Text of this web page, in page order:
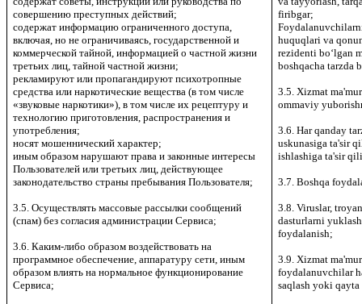
совершению преступных действий;
содержат информацию ограниченного доступа,
включая, но не ограничиваясь, государственной и
коммерческой тайной, информацией о частной жизни
третьих лиц, тайной частной жизни;
рекламируют или пропагандируют психотропные
средства или наркотические вещества (в том числе
«звуковые наркотики»), в том числе их рецептуру и
технологию приготовления, распространения и
употребления;
носят мошеннический характер;
иным образом нарушают права и законные интересы
Пользователей или третьих лиц, действующее
законодательство страны пребывания Пользователя;
3.5. Осуществлять массовые рассылки сообщений
(спам) без согласия администрации Сервиса;
3.6. Каким-либо образом воздействовать на
программное обеспечение, аппаратуру сети, иным
образом влиять на нормальное функционирование
Сервиса;
firibgar;
huquqlari va
rezidenti bo‘lgan
boshqacha tarzda
3.5. Xizmat
ommaviy
3.6. Har qanday
uskunasiga ta'sir
ishlashiga ta'sir
3.7. Boshqa
3.8. Viruslar,
dasturlarni
foydalanish;
3.9. Xizmat
foydalanuvchilar
saqlash yoki